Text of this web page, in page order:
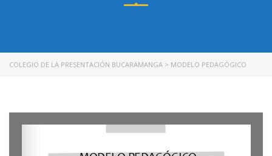
COLEGIO DE LA PRESENTACIÓN BUCARAMANGA > MODELO PEDAGÓGICO